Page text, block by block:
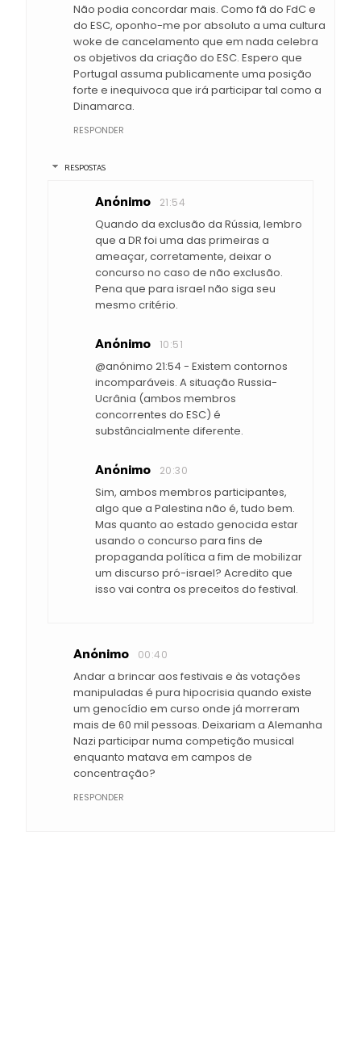
Não podia concordar mais. Como fã do FdC e
do ESC, oponho-me por absoluto a uma cultura
woke de cancelamento que em nada celebra
os objetivos da criação do ESC. Espero que
Portugal assuma publicamente uma posição
forte e inequivoca que irá participar tal como a
Dinamarca.
RESPONDER
RESPOSTAS
Anónimo 21:54
Quando da exclusão da Rússia, lembro
que a DR foi uma das primeiras a
ameaçar, corretamente, deixar o
concurso no caso de não exclusão.
Pena que para israel não siga seu
mesmo critério.
Anónimo 10:51
@anónimo 21:54 - Existem contornos
incomparáveis. A situação Russia-
Ucrânia (ambos membros
concorrentes do ESC) é
substâncialmente diferente.
Anónimo 20:30
Sim, ambos membros participantes,
algo que a Palestina não é, tudo bem.
Mas quanto ao estado genocida estar
usando o concurso para fins de
propaganda política a fim de mobilizar
um discurso pró-israel? Acredito que
isso vai contra os preceitos do festival.
Anónimo 00:40
Andar a brincar aos festivais e às votações
manipuladas é pura hipocrisia quando existe
um genocídio em curso onde já morreram
mais de 60 mil pessoas. Deixariam a Alemanha
Nazi participar numa competição musical
enquanto matava em campos de
concentração?
RESPONDER